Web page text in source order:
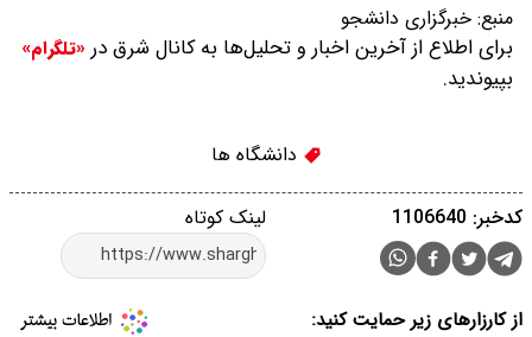
منبع: خبرگزاری دانشجو
برای اطلاع از آخرین اخبار و تحلیل‌ها به کانال شرق در «تلگرام»
بپیوندید.
دانشگاه ها
لینک کوتاه کدخبر: 1106640
از کارزارهای زیر حمایت کنید: